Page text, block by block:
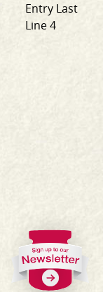
Entry Last
Line 4